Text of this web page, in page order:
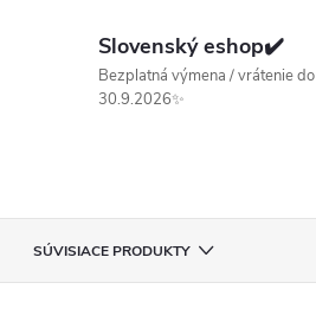
Slovenský eshop✔️
Bezplatná výmena / vrátenie do
30.9.2026✨
SÚVISIACE PRODUKTY